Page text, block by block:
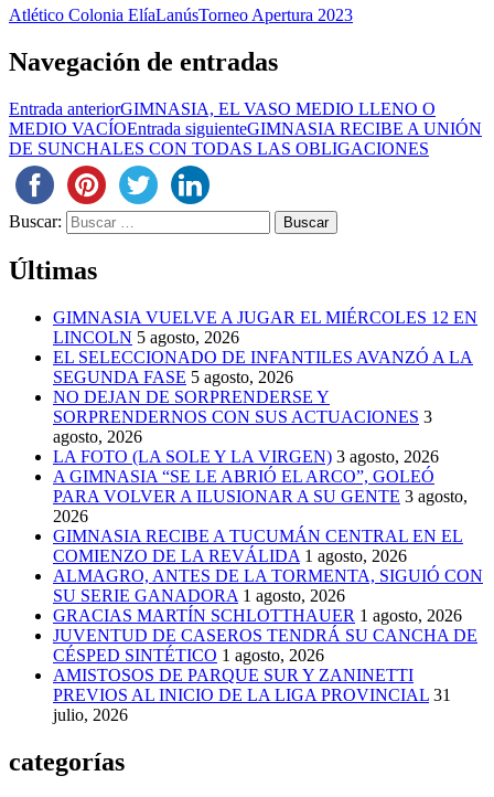
Atlético Colonia ElíaLanúsTorneo Apertura 2023
Navegación de entradas
Entrada anteriorGIMNASIA, EL VASO MEDIO LLENO O
MEDIO VACÍOEntrada siguienteGIMNASIA RECIBE A UNIÓN
DE SUNCHALES CON TODAS LAS OBLIGACIONES
Buscar:
Últimas
GIMNASIA VUELVE A JUGAR EL MIÉRCOLES 12 EN
LINCOLN 5 agosto, 2026
EL SELECCIONADO DE INFANTILES AVANZÓ A LA
SEGUNDA FASE 5 agosto, 2026
NO DEJAN DE SORPRENDERSE Y
SORPRENDERNOS CON SUS ACTUACIONES 3
agosto, 2026
LA FOTO (LA SOLE Y LA VIRGEN) 3 agosto, 2026
A GIMNASIA “SE LE ABRIÓ EL ARCO”, GOLEÓ
PARA VOLVER A ILUSIONAR A SU GENTE 3 agosto,
2026
GIMNASIA RECIBE A TUCUMÁN CENTRAL EN EL
COMIENZO DE LA REVÁLIDA 1 agosto, 2026
ALMAGRO, ANTES DE LA TORMENTA, SIGUIÓ CON
SU SERIE GANADORA 1 agosto, 2026
GRACIAS MARTÍN SCHLOTTHAUER 1 agosto, 2026
JUVENTUD DE CASEROS TENDRÁ SU CANCHA DE
CÉSPED SINTÉTICO 1 agosto, 2026
AMISTOSOS DE PARQUE SUR Y ZANINETTI
PREVIOS AL INICIO DE LA LIGA PROVINCIAL 31
julio, 2026
categorías